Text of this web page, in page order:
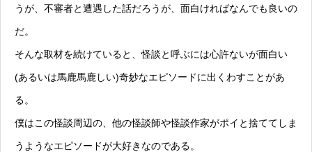
うが、不審者と遭遇した話だろうが、面白ければなんでも良いの
だ。
そんな取材を続けていると、怪談と呼ぶには心許ないが面白い
(あるいは馬鹿馬鹿しい)奇妙なエピソードに出くわすことがあ
る。
僕はこの怪談周辺の、他の怪談師や怪談作家がポイと捨ててしま
うようなエピソードが大好きなのである。